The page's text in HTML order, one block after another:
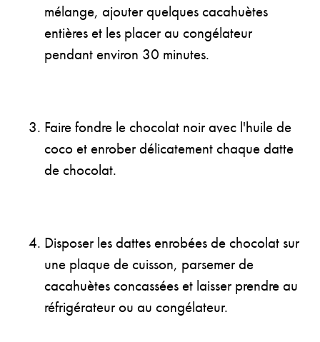
mélange, ajouter quelques cacahuètes
entières et les placer au congélateur
pendant environ 30 minutes.
Faire fondre le chocolat noir avec l'huile de
coco et enrober délicatement chaque datte
de chocolat.
Disposer les dattes enrobées de chocolat sur
une plaque de cuisson, parsemer de
cacahuètes concassées et laisser prendre au
réfrigérateur ou au congélateur.